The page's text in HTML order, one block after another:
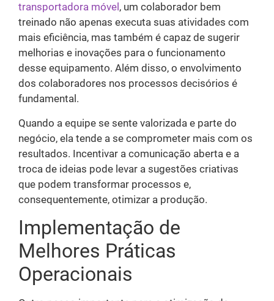
transportadora móvel , um colaborador bem
treinado não apenas executa suas atividades com
mais eficiência, mas também é capaz de sugerir
melhorias e inovações para o funcionamento
desse equipamento. Além disso, o envolvimento
dos colaboradores nos processos decisórios é
fundamental.
Quando a equipe se sente valorizada e parte do
negócio, ela tende a se comprometer mais com os
resultados. Incentivar a comunicação aberta e a
troca de ideias pode levar a sugestões criativas
que podem transformar processos e,
consequentemente, otimizar a produção.
Implementação de
Melhores Práticas
Operacionais